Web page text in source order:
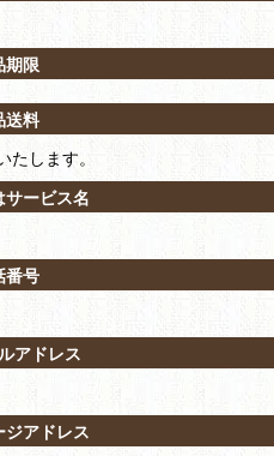
期限
送料
します。
サービス名
番号
アドレス
ジアドレス